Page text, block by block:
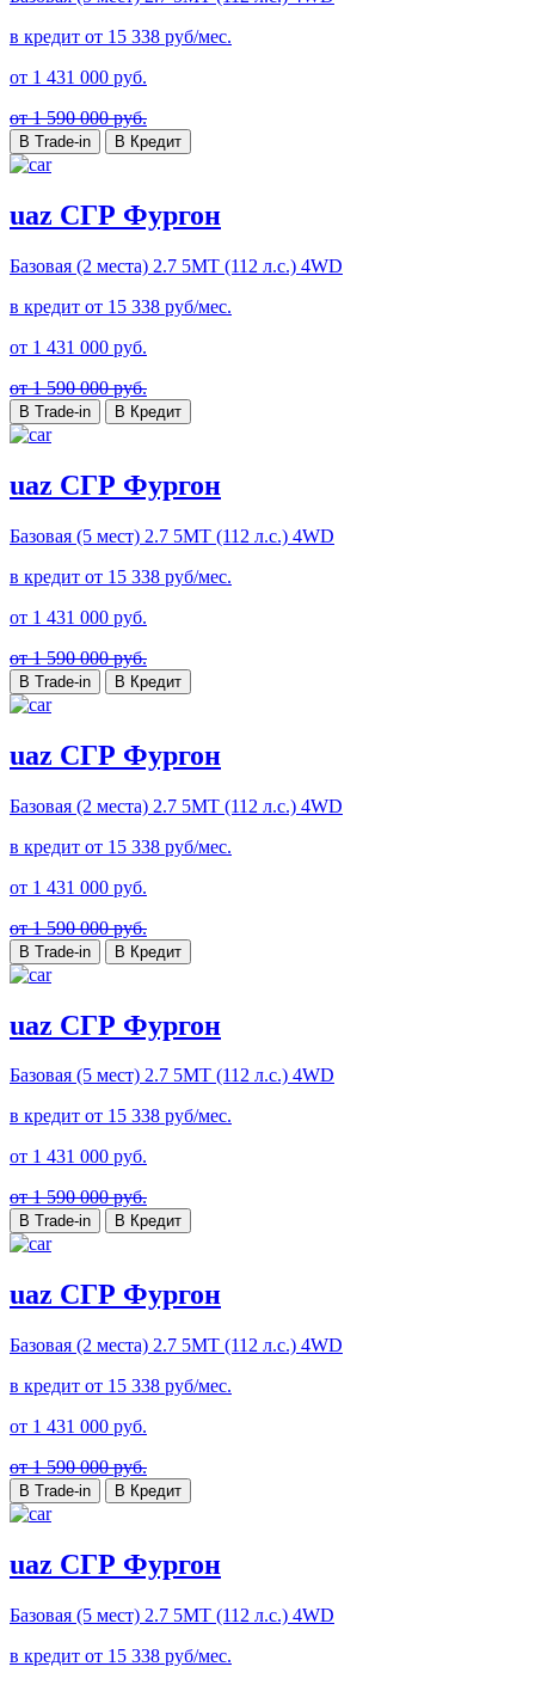
в кредит от 15 338 руб/мес.
от 1 431 000 руб.
от 1 590 000 руб.
В Trade-in В Кредит
uaz СГР Фургон
Базовая (2 места) 2.7 5MT (112 л.с.) 4WD
в кредит от 15 338 руб/мес.
от 1 431 000 руб.
от 1 590 000 руб.
В Trade-in В Кредит
uaz СГР Фургон
Базовая (5 мест) 2.7 5MT (112 л.с.) 4WD
в кредит от 15 338 руб/мес.
от 1 431 000 руб.
от 1 590 000 руб.
В Trade-in В Кредит
uaz СГР Фургон
Базовая (2 места) 2.7 5MT (112 л.с.) 4WD
в кредит от 15 338 руб/мес.
от 1 431 000 руб.
от 1 590 000 руб.
В Trade-in В Кредит
uaz СГР Фургон
Базовая (5 мест) 2.7 5MT (112 л.с.) 4WD
в кредит от 15 338 руб/мес.
от 1 431 000 руб.
от 1 590 000 руб.
В Trade-in В Кредит
uaz СГР Фургон
Базовая (2 места) 2.7 5MT (112 л.с.) 4WD
в кредит от 15 338 руб/мес.
от 1 431 000 руб.
от 1 590 000 руб.
В Trade-in В Кредит
uaz СГР Фургон
Базовая (5 мест) 2.7 5MT (112 л.с.) 4WD
в кредит от 15 338 руб/мес.